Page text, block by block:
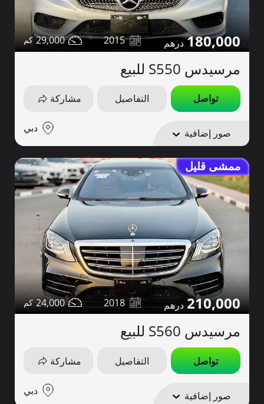
180,000
2015
29,000
مرسيدس S550 للبيع
تواصل التفاصيل مشاركة
صور إضافية دبي
ممشى قليل
210,000
2018
24,000
مرسيدس S560 للبيع
تواصل التفاصيل مشاركة
صور إضافية دبي